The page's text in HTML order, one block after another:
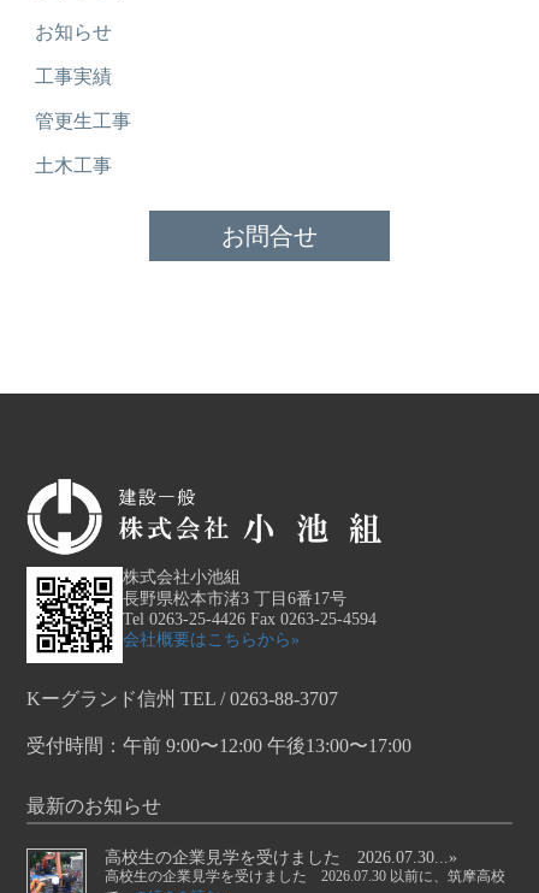
お知らせ
工事実績
管更生工事
土木工事
お問合せ
株式会社小池組
長野県松本市渚3 丁目6番17号
Tel 0263-25-4426 Fax 0263-25-4594
会社概要はこちらから»
Kーグランド信州 TEL / 0263-88-3707
受付時間：午前 9:00〜12:00 午後13:00〜17:00
最新のお知らせ
高校生の企業見学を受けました 2026.07.30...»
高校生の企業見学を受けました 2026.07.30 以前に、筑摩高校